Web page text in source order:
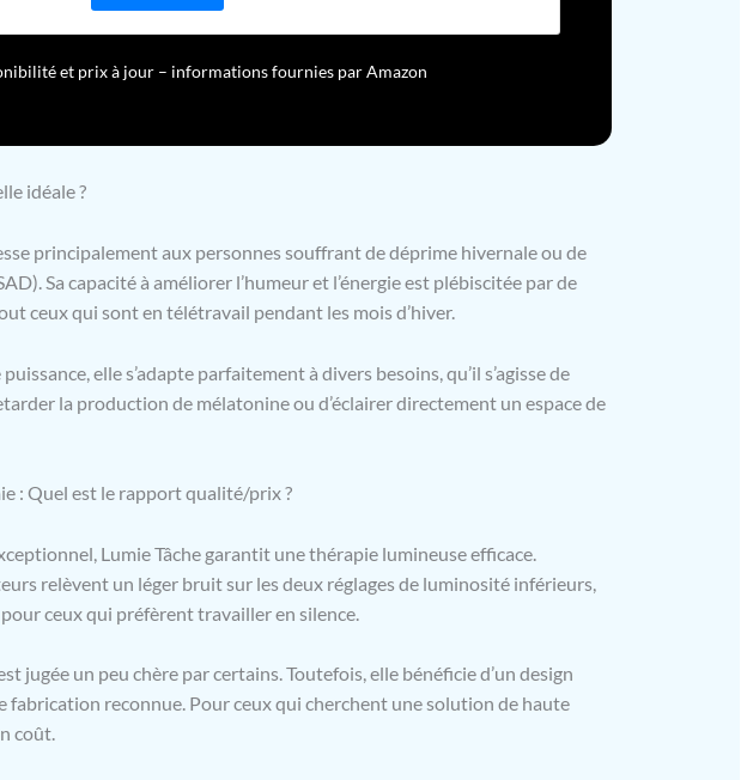
la lumière aide à réduire la fatigue oculaire et assure un
confort visuel maximal. LED de qualité supérieure avec un
indice de rendu des couleurs de 95+ pour une
et prix à jour – informations fournies par Amazon
idéale ?
principalement aux personnes souffrant de déprime hivernale ou de
Sa capacité à améliorer l’humeur et l’énergie est plébiscitée par de
ceux qui sont en télétravail pendant les mois d’hiver.
elle s’adapte parfaitement à divers besoins, qu’il s’agisse de
la production de mélatonine ou d’éclairer directement un espace de
: Quel est le rapport qualité/prix ?
Lumie Tâche garantit une thérapie lumineuse efficace.
relèvent un léger bruit sur les deux réglages de luminosité inférieurs,
ceux qui préfèrent travailler en silence.
jugée un peu chère par certains. Toutefois, elle bénéficie d’un design
fabrication reconnue. Pour ceux qui cherchent une solution de haute
coût.